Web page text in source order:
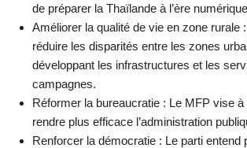
de préparer la Thaïlande à l’ère
Améliorer la qualité de vie en zone rurale
réduire les disparités entre les zones
développant les infrastructures et les
campagnes.
Réformer la bureaucratie : Le MFP vise
rendre plus efficace l’administration
Renforcer la démocratie : Le parti entend